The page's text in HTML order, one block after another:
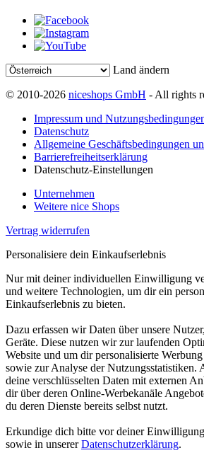
Land ändern
© 2010-2026 niceshops GmbH - All rights
Impressum und
Datenschutz
Allgemeine Geschäftsbedingungen
Barrierefreiheitserklärung
Datenschutz-Einstellungen
Unternehmen
Weitere nice Shops
Vertrag widerrufen
Personalisiere dein Einkaufserlebnis
Nur mit deiner individuellen Einwilligung
und weitere Technologien, um dir ein
Einkaufserlebnis zu bieten.
Dazu erfassen wir Daten über unsere
Geräte. Diese nutzen wir zur laufenden
Website und um dir personalisierte
sowie zur Analyse der Nutzungsstatistiken.
deine verschlüsselten Daten mit externen
dir über deren Online-Werbekanäle
du deren Dienste bereits selbst nutzt.
Erkundige dich bitte vor deiner
sowie in unsererDatenschutzerklärung.